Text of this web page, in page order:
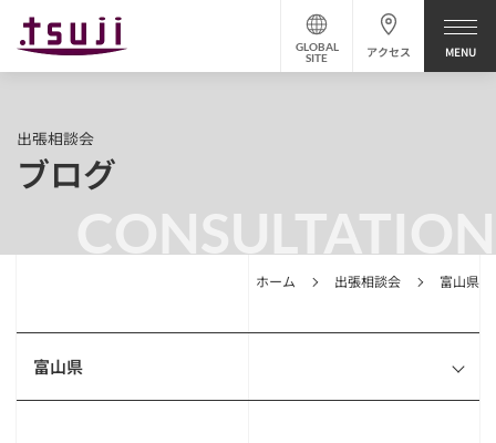
アクセス
GLOBAL
SITE
CONSULTATION
ホーム 出張相談会 富山県
出張相談会
ブログ
富山県